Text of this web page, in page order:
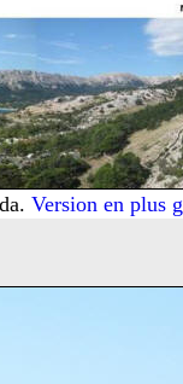
Version en plus